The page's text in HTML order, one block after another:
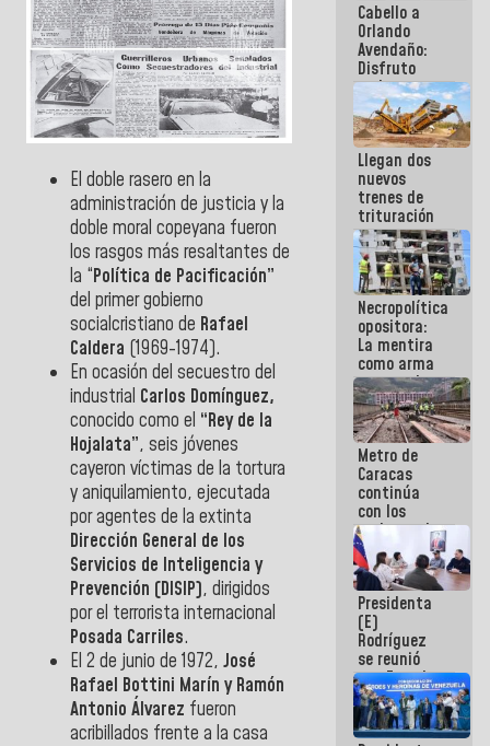
El doble rasero en la
administración de justicia y la
doble moral copeyana fueron
los rasgos más resaltantes de
la “Política de Pacificación”
del primer gobierno
socialcristiano de Rafael
Caldera (1969-1974).
En ocasión del secuestro del
industrial Carlos Domínguez,
conocido como el “Rey de la
Hojalata”, seis jóvenes
cayeron víctimas de la tortura
y aniquilamiento, ejecutada
por agentes de la extinta
Dirección General de los
Servicios de Inteligencia y
Prevención (DISIP), dirigidos
por el terrorista internacional
Posada Carriles.
El 2 de junio de 1972, José
Rafael Bottini Marín y Ramón
Antonio Álvarez fueron
acribillados frente a la casa
Cabello a
Orlando
Avendaño:
Disfruto
cada vez
que escribes
porque lo
que haces
es
embarrarla
Llegan dos
nuevos
trenes de
trituración
para
optimizar
manejo de
escombros
en La Guaira
Necropolítica
opositora:
La mentira
como arma
contra el
Pueblo
Metro de
Caracas
continúa
con los
trabajos de
mantenimiento
e inspección
en la Línea 2
Presidenta
(E)
Rodríguez
se reunió
con Estado
Mayor
Eléctrico
para